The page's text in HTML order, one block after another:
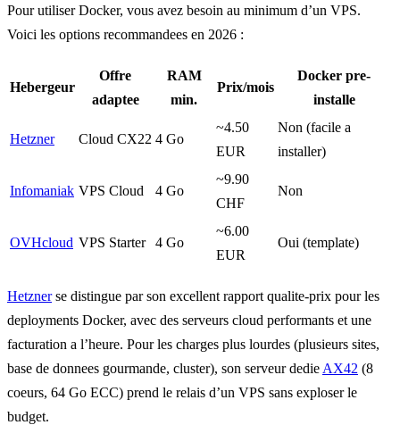
Pour utiliser Docker, vous avez besoin au minimum d’un VPS.
Voici les options recommandees en 2026 :
Hebergeur
Offre
adaptee
RAM
min.
Prix/mois
Docker pre-
installe
Hetzner Cloud CX22 4 Go
~4.50
EUR
Non (facile a
installer)
Infomaniak VPS Cloud 4 Go
~9.90
CHF
Non
OVHcloud VPS Starter 4 Go
~6.00
EUR
Oui (template)
Hetznerse distingue par son excellent rapport qualite-prix pour les
deployments Docker, avec des serveurs cloud performants et une
facturation a l’heure. Pour les charges plus lourdes (plusieurs sites,
base de donnees gourmande, cluster), son serveur dedie AX42 (8
coeurs, 64 Go ECC) prend le relais d’un VPS sans exploser le
budget.